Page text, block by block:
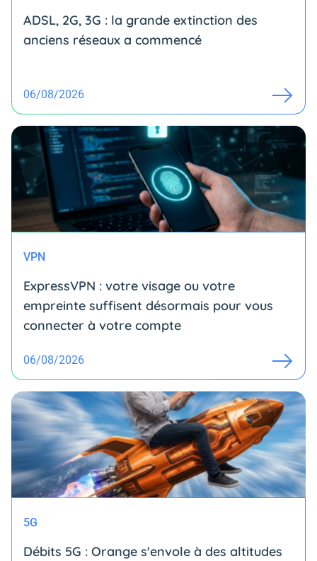
ADSL, 2G, 3G : la grande extinction des
anciens réseaux a commencé
06/08/2026
VPN
ExpressVPN : votre visage ou votre
empreinte suffisent désormais pour vous
connecter à votre compte
06/08/2026
5G
Débits 5G : Orange s'envole à des altitudes